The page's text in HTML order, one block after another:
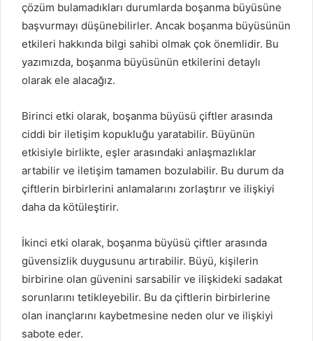
çözüm bulamadıkları durumlarda boşanma büyüsüne
başvurmayı düşünebilirler. Ancak boşanma büyüsünün
etkileri hakkında bilgi sahibi olmak çok önemlidir. Bu
yazımızda, boşanma büyüsünün etkilerini detaylı
olarak ele alacağız.
Birinci etki olarak, boşanma büyüsü çiftler arasında
ciddi bir iletişim kopukluğu yaratabilir. Büyünün
etkisiyle birlikte, eşler arasındaki anlaşmazlıklar
artabilir ve iletişim tamamen bozulabilir. Bu durum da
çiftlerin birbirlerini anlamalarını zorlaştırır ve ilişkiyi
daha da kötüleştirir.
İkinci etki olarak, boşanma büyüsü çiftler arasında
güvensizlik duygusunu artırabilir. Büyü, kişilerin
birbirine olan güvenini sarsabilir ve ilişkideki sadakat
sorunlarını tetikleyebilir. Bu da çiftlerin birbirlerine
olan inançlarını kaybetmesine neden olur ve ilişkiyi
sabote eder.